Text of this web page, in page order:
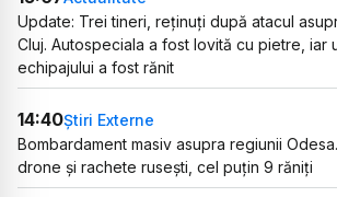
Update: Trei tineri, reținuți după atacul
Cluj. Autospeciala a fost lovită cu pietre, iar
echipajului a fost rănit
14:40Știri Externe
Bombardament masiv asupra regiunii
drone și rachete rusești, cel puțin 9 răniți